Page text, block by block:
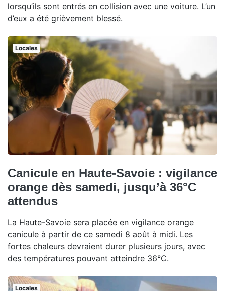
lorsqu’ils sont entrés en collision avec une voiture. L’un
d’eux a été grièvement blessé.
Locales
Canicule en Haute-Savoie : vigilance
orange dès samedi, jusqu’à 36°C
attendus
La Haute-Savoie sera placée en vigilance orange
canicule à partir de ce samedi 8 août à midi. Les
fortes chaleurs devraient durer plusieurs jours, avec
des températures pouvant atteindre 36°C.
Locales